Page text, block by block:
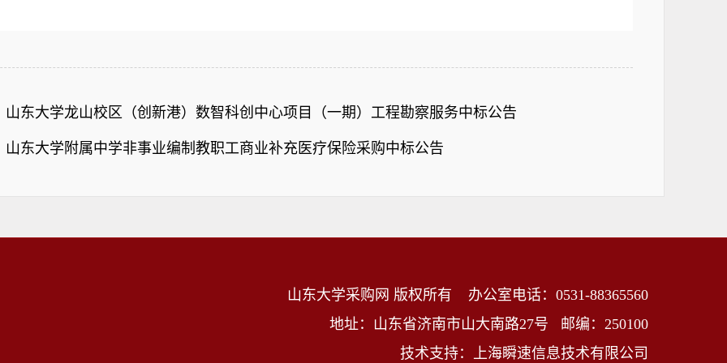
山东大学龙山校区（创新港）数智科创中心项目（一期）工程勘察服务中标公告
山东大学附属中学非事业编制教职工商业补充医疗保险采购中标公告
山东大学采购网 版权所有
办公室电话：0531-88365560
地址：山东省济南市山大南路27号
邮编：250100
技术支持：上海瞬速信息技术有限公司